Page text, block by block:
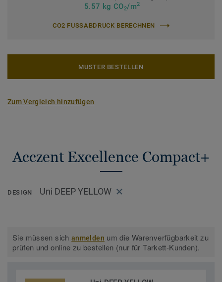
5.57 kg CO2/m2
CO2 FUSSABDRUCK BERECHNEN
MUSTER BESTELLEN
Zum Vergleich hinzufügen
Acczent Excellence Compact+
DESIGN Uni DEEP YELLOW
Sie müssen sichanmelden um die Warenverfügbarkeit zu
prüfen und online zu bestellen (nur für Tarkett-Kunden).